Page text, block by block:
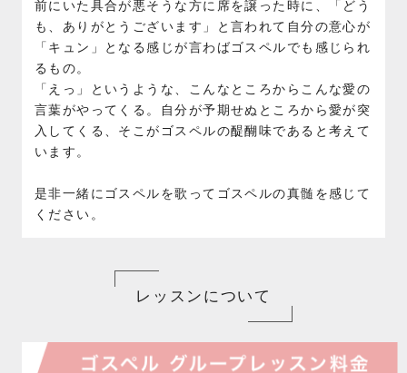
前にいた具合が悪そうな方に席を譲った時に、「どう
も、ありがとうございます」と言われて自分の意心が
「キュン」となる感じが言わばゴスペルでも感じられ
るもの。
「えっ」というような、こんなところからこんな愛の
言葉がやってくる。自分が予期せぬところから愛が突
入してくる、そこがゴスペルの醍醐味であると考えて
います。
是非一緒にゴスペルを歌ってゴスペルの真髄を感じて
ください。
レッスンについて